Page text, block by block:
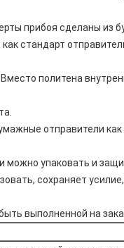
прибоя сделаны из
стандарт
политена
отправители
можно упаковать и
сохраняет
выполненной на